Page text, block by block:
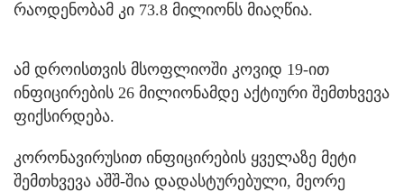
რაოდენობამ კი 73.8 მილიონს მიაღწია.
ამ დროისთვის მსოფლიოში კოვიდ 19-ით
ინფიცირების 26 მილიონამდე აქტიური შემთხვევა
ფიქსირდება.
კორონავირუსით ინფიცირების ყველაზე მეტი
შემთხვევა აშშ-შია დადასტურებული, მეორე